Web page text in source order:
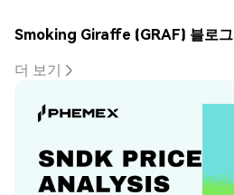
Smoking Giraffe (GRAF) 블로그
더 보기